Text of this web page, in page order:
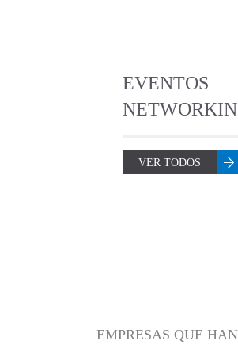
EVENTOS
VER TODOS
EMPRESAS QUE